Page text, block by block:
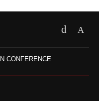
CONFERENCE